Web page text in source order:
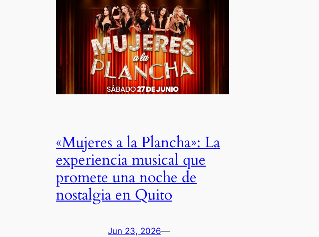
«Mujeres a la Plancha»: La
experiencia musical que
promete una noche de
nostalgia en Quito
Jun 23, 2026—